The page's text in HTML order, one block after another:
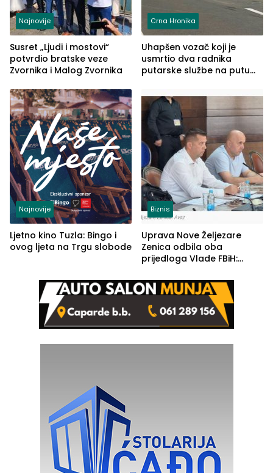
Najnovije
Susret „Ljudi i mostovi“
potvrdio bratske veze
Zvornika i Malog Zvornika
Crna Hronika
Uhapšen vozač koji je
usmrtio dva radnika
putarske službe na putu
(FOTO)
Najnovije
Ljetno kino Tuzla: Bingo i
ovog ljeta na Trgu slobode
Biznis
Uprava Nove Željezare
Zenica odbila oba
prijedloga Vlade FBiH:
rješenje